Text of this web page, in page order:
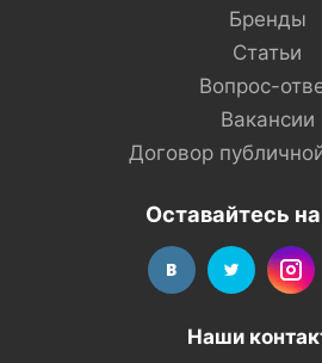
Бренды
Статьи
Вопрос-
Вакансии
Договор
Оставайтесь
Наши